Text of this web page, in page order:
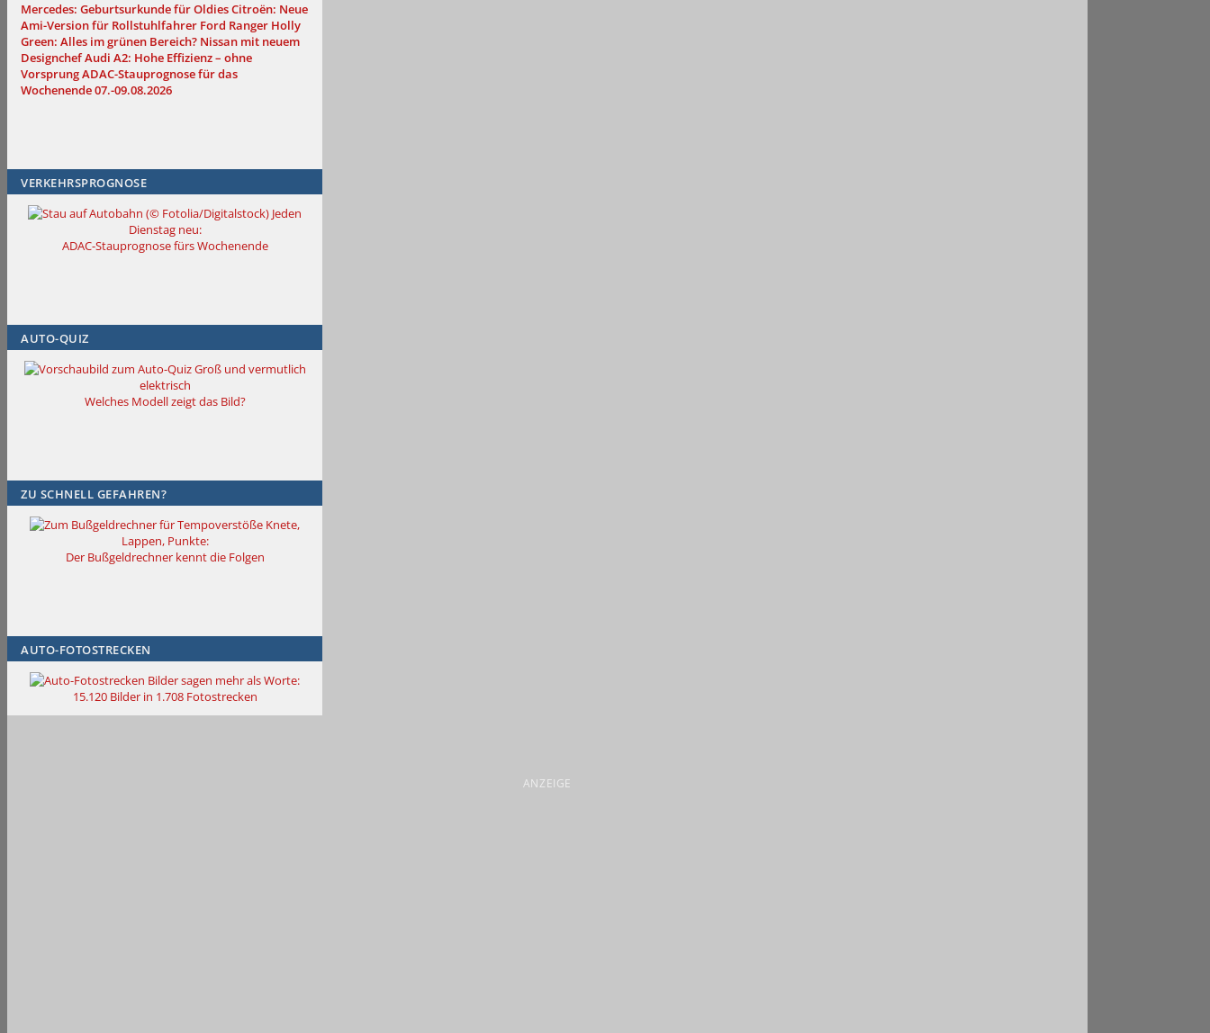
Mercedes: Geburtsurkunde für OldiesCitroën: Neue
Ami-Version für Rollstuhlfahrer Ford Ranger Holly
Green: Alles im grünen Bereich? Nissan mit neuem
DesignchefAudi A2: Hohe Effizienz – ohne
VorsprungADAC-Stauprognose für das
Wochenende 07.-09.08.2026
VERKEHRSPROGNOSE
Jeden
Dienstag neu:
ADAC-Stauprognose fürs Wochenende
AUTO-QUIZ
Groß und vermutlich
elektrisch
Welches Modell zeigt das Bild?
ZU SCHNELL GEFAHREN?
Knete,
Lappen, Punkte:
Der Bußgeldrechner kennt die Folgen
AUTO-FOTOSTRECKEN
Bilder sagen mehr als Worte:
15.120 Bilder in 1.708 Fotostrecken
ANZEIGE